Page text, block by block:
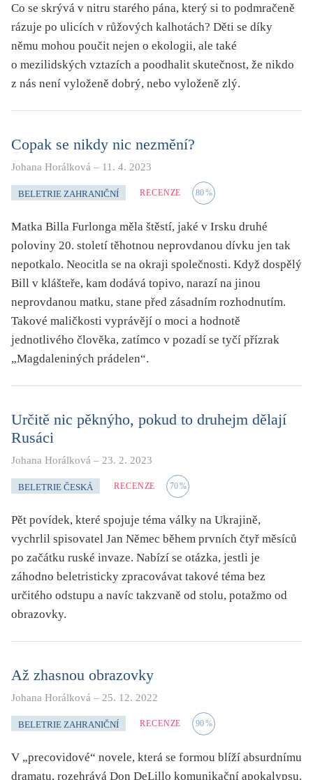
Co se skrývá v nitru starého pána, který si to podmračeně
rázuje po ulicích v růžových kalhotách? Děti se díky
němu mohou poučit nejen o ekologii, ale také
o mezilidských vztazích a poodhalit skutečnost, že nikdo
z nás není vyloženě dobrý, nebo vyloženě zlý.
Copak se nikdy nic nezmění?
Johana Horálková – 11. 4. 2023
BELETRIE ZAHRANIČNÍ RECENZE 80%
Matka Billa Furlonga měla štěstí, jaké v Irsku druhé
poloviny 20. století těhotnou neprovdanou dívku jen tak
nepotkalo. Neocitla se na okraji společnosti. Když dospělý
Bill v klášteře, kam dodává topivo, narazí na jinou
neprovdanou matku, stane před zásadním rozhodnutím.
Takové maličkosti vyprávějí o moci a hodnotě
jednotlivého člověka, zatímco v pozadí se tyčí přízrak
„Magdaleniných prádelen“.
Určitě nic pěknýho, pokud to druhejm dělají
Rusáci
Johana Horálková – 23. 2. 2023
BELETRIE ČESKÁ RECENZE 70%
Pět povídek, které spojuje téma války na Ukrajině,
vychrlil spisovatel Jan Němec během prvních čtyř měsíců
po začátku ruské invaze. Nabízí se otázka, jestli je
záhodno beletristicky zpracovávat takové téma bez
určitého odstupu a navíc takzvaně od stolu, potažmo od
obrazovky.
Až zhasnou obrazovky
Johana Horálková – 25. 12. 2022
BELETRIE ZAHRANIČNÍ RECENZE 90%
V „precovidové“ novele, která se formou blíží absurdnímu
dramatu, rozehrává Don DeLillo komunikační apokalypsu.